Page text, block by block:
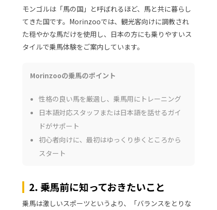
モンゴルは「馬の国」と呼ばれるほど、馬と共に暮らし
てきた国です。Morinzooでは、観光客向けに調教され
た穏やかな馬だけを使用し、日本の方にも乗りやすいス
タイルで乗馬体験をご案内しています。
Morinzooの乗馬のポイント
性格の良い馬を厳選し、乗馬用にトレーニング
日本語対応スタッフまたは日本語を話せるガイ
ドがサポート
初心者向けに、最初はゆっくり歩くところから
スタート
2. 乗馬前に知っておきたいこと
乗馬は激しいスポーツというより、「バランスをとりな